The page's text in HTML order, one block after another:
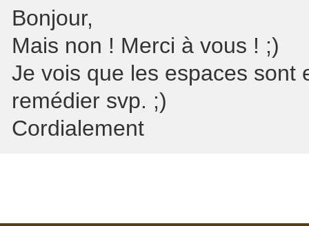
Bonjour,
Mais non ! Merci à vous ! ;)
Je vois que les espaces sont
remédier svp. ;)
Cordialement